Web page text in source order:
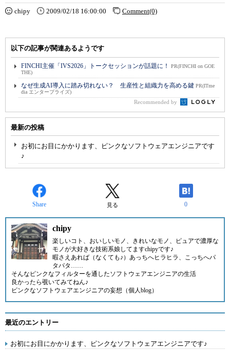
chipy 2009/02/18 16:00:00 Comment(0)
以下の記事が関連あるようです
FINCHI主催「IVS2026」トークセッションが話題に！
PR(FINCHI on GOE
THE)
なぜ生成AI導入に踏み切れない？ 生産性と組織力を高める鍵 PR(ITme
dia エンタープライズ)
Recommended by
最新の投稿
お初にお目にかかります、ピンクなソフトウェアエンジニアです
♪
Share 見る 0
chipy
楽しいコト、おいしいモノ、きれいなモノ、ピュアで濃厚な
モノが大好きな技術系娘してますchipyです♪
暇さえあれば（なくても♪）あっちへヒラヒラ、こっちへパ
タパタ……
そんなピンクなフィルターを通したソフトウェアエンジニアの生活
良かったら覗いてみてねん♪
ピンクなソフトウェアエンジニアの妄想（個人blog）
最近のエントリー
お初にお目にかかります、ピンクなソフトウェアエンジニアです♪